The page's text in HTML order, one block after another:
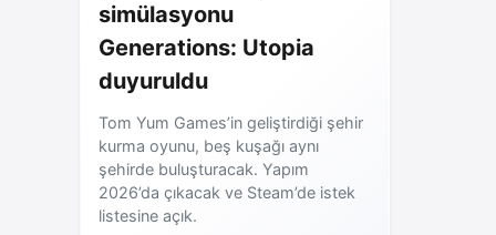
simülasyonu
Generations: Utopia
duyuruldu
Tom Yum Games’in geliştirdiği şehir
kurma oyunu, beş kuşağı aynı
şehirde buluşturacak. Yapım
2026’da çıkacak ve Steam’de istek
listesine açık.